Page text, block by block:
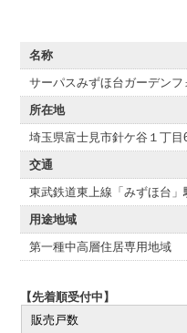
名称
サーパスみずほ台ガーデンフ
所在地
埼玉県富士見市針ケ谷１丁目
交通
東武鉄道東上線「みずほ台」
用途地域
第一種中高層住居専用地域
【先着順受付中】
販売戸数